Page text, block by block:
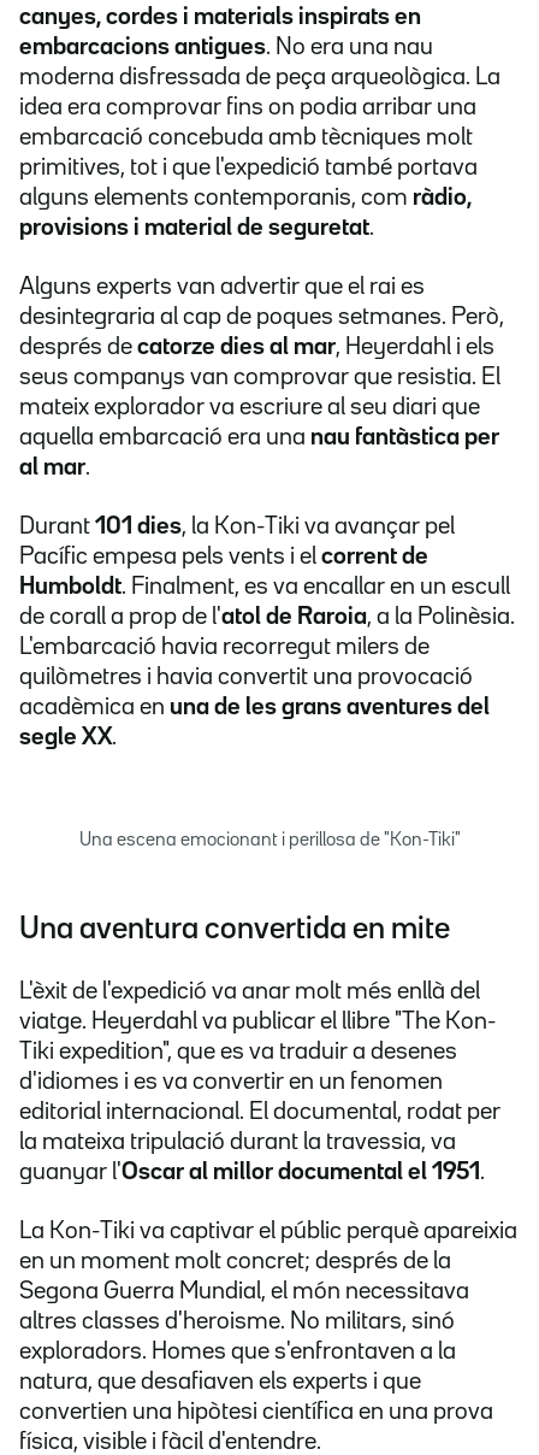
canyes, cordes i materials inspirats en
embarcacions antigues. No era una nau
moderna disfressada de peça arqueològica. La
idea era comprovar fins on podia arribar una
embarcació concebuda amb tècniques molt
primitives, tot i que l'expedició també portava
alguns elements contemporanis, com ràdio,
provisions i material de seguretat.
Alguns experts van advertir que el rai es
desintegraria al cap de poques setmanes. Però,
després de catorze dies al mar, Heyerdahl i els
seus companys van comprovar que resistia. El
mateix explorador va escriure al seu diari que
aquella embarcació era una nau fantàstica per
al mar.
Durant 101 dies, la Kon-Tiki va avançar pel
Pacífic empesa pels vents i el corrent de
Humboldt. Finalment, es va encallar en un escull
de corall a prop de l'atol de Raroia, a la Polinèsia.
L'embarcació havia recorregut milers de
quilòmetres i havia convertit una provocació
acadèmica en una de les grans aventures del
segle XX.
Una escena emocionant i perillosa de "Kon-Tiki"
Una aventura convertida en mite
L'èxit de l'expedició va anar molt més enllà del
viatge. Heyerdahl va publicar el llibre "The Kon-
Tiki expedition", que es va traduir a desenes
d'idiomes i es va convertir en un fenomen
editorial internacional. El documental, rodat per
la mateixa tripulació durant la travessia, va
guanyar l'Oscar al millor documental el 1951 .
La Kon-Tiki va captivar el públic perquè apareixia
en un moment molt concret; després de la
Segona Guerra Mundial, el món necessitava
altres classes d'heroisme. No militars, sinó
exploradors. Homes que s'enfrontaven a la
natura, que desafiaven els experts i que
convertien una hipòtesi científica en una prova
física, visible i fàcil d'entendre.